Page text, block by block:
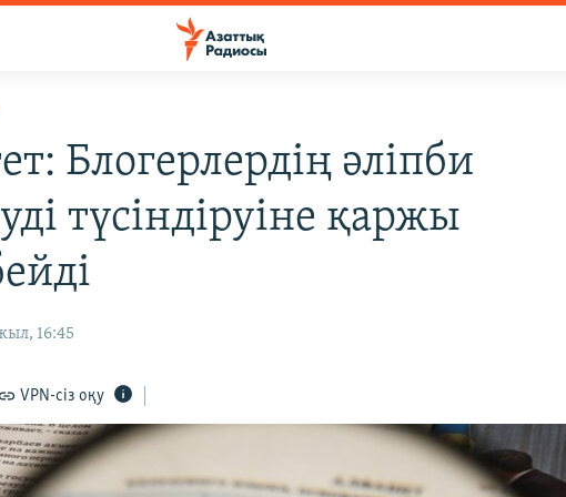
Блогерлердің әліпби
түсіндіруіне қаржы
16:45
VPN-сіз оқу